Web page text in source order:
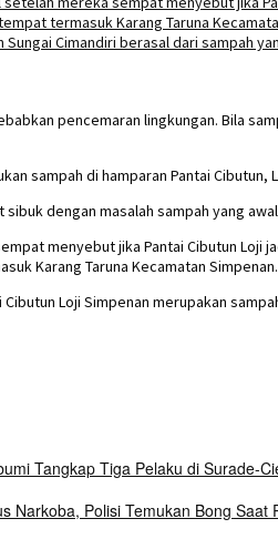
pencemaran lingkungan. Bila
sampah di hamparan Pantai
dengan masalah sampah yang
menyebut jika Pantai Cibutun
Karang Taruna Kecamatan Simpenan.
Loji Simpenan merupakan
Tangkap Tiga Pelaku di Surade-
Narkoba, Polisi Temukan Bong Saat